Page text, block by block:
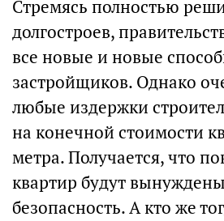
Стремясь полностью
долгостроев,
все новые и новые
застройщиков. Однако
любые издержки
на конечной стоимости
метра. Получается, что
квартир будут
безопасность. А кто же